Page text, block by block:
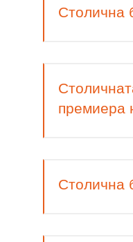
Столична
премиера
Столична